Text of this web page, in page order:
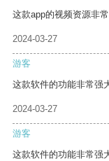
这款app的视频资源非
2024-03-27
游客
这款软件的功能非常强
2024-03-27
游客
这款软件的功能非常强